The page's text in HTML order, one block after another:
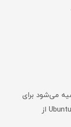
(توصیه می‌شود برای
Lununtu از پردازنده‌ی ۱ گیگاهرتزی و برای Ubuntu از